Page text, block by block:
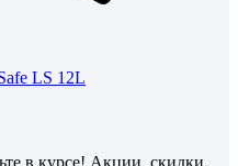
LS 12L
в курсе! Акции, скидки,